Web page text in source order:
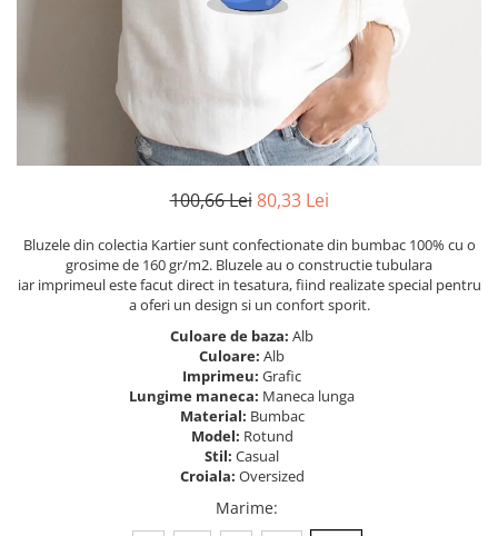
Tricouri Mom
Tricouri Moon
Tricouri Petrecerea Burlacitelor
Tricouri Pisici
Tricouri Retro
Tricouri Tattoo
Tricouri Valentine's Day
Tricouri Japoneze
Tricouri Samurai
Tricouri Sport
Tricouri Oversize
Rap/Hip-Hop
Religious
100,66 Lei 80,33 Lei
Bluzele din colectia Kartier sunt confectionate din bumbac 100% cu o
grosime de 160 gr/m2. Bluzele au o constructie tubulara
iar imprimeul este facut direct in tesatura, fiind realizate special pentru
a oferi un design si un confort sporit.
Culoare de baza: Alb
Culoare: Alb
Imprimeu: Grafic
Lungime maneca: Maneca lunga
Material: Bumbac
Model: Rotund
Stil: Casual
Croiala: Oversized
Marime: